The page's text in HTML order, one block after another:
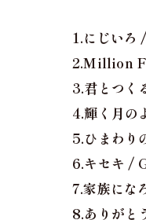
1.にじいろ
2.Million
3.君とつく
4.輝く月
5.ひまわり
6.キセキ /
7.家族にな
8.ありがと